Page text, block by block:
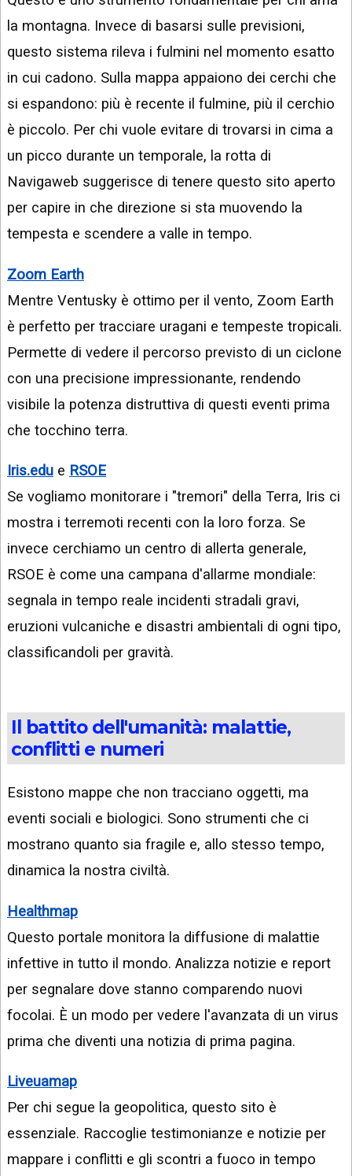
la montagna. Invece di basarsi sulle previsioni,
questo sistema rileva i fulmini nel momento esatto
in cui cadono. Sulla mappa appaiono dei cerchi che
si espandono: più è recente il fulmine, più il cerchio
è piccolo. Per chi vuole evitare di trovarsi in cima a
un picco durante un temporale, la rotta di
Navigaweb suggerisce di tenere questo sito aperto
per capire in che direzione si sta muovendo la
tempesta e scendere a valle in tempo.
Zoom Earth
Mentre Ventusky è ottimo per il vento, Zoom Earth
è perfetto per tracciare uragani e tempeste tropicali.
Permette di vedere il percorso previsto di un ciclone
con una precisione impressionante, rendendo
visibile la potenza distruttiva di questi eventi prima
che tocchino terra.
Iris.edu e RSOE
Se vogliamo monitorare i "tremori" della Terra, Iris ci
mostra i terremoti recenti con la loro forza. Se
invece cerchiamo un centro di allerta generale,
RSOE è come una campana d'allarme mondiale:
segnala in tempo reale incidenti stradali gravi,
eruzioni vulcaniche e disastri ambientali di ogni tipo,
classificandoli per gravità.
Il battito dell'umanità: malattie,
conflitti e numeri
Esistono mappe che non tracciano oggetti, ma
eventi sociali e biologici. Sono strumenti che ci
mostrano quanto sia fragile e, allo stesso tempo,
dinamica la nostra civiltà.
Healthmap
Questo portale monitora la diffusione di malattie
infettive in tutto il mondo. Analizza notizie e report
per segnalare dove stanno comparendo nuovi
focolai. È un modo per vedere l'avanzata di un virus
prima che diventi una notizia di prima pagina.
Liveuamap
Per chi segue la geopolitica, questo sito è
essenziale. Raccoglie testimonianze e notizie per
mappare i conflitti e gli scontri a fuoco in tempo